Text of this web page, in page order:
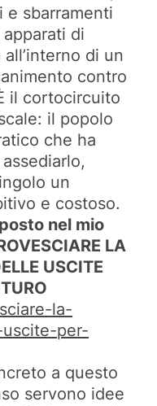
sbarramenti
di
di un
contro
il cortocircuito
il popolo
che ha
un
e costoso.
nel mio
LA
USCITE
la-
per-
a questo
servono idee